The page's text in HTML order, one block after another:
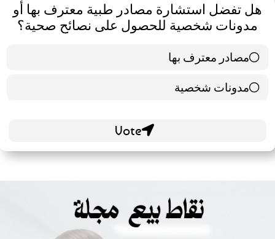
هل تفضل استشارة مصادر طبية معترف بها أو
مدونات شخصية للحصول على نصائح صحية؟
مصادر معترف بها
39 ( 65 % )
مدونات شخصية
21 ( 35 % )